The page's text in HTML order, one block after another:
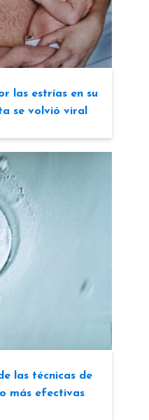
las estrías en su
se volvió viral
las técnicas de
más efectivas